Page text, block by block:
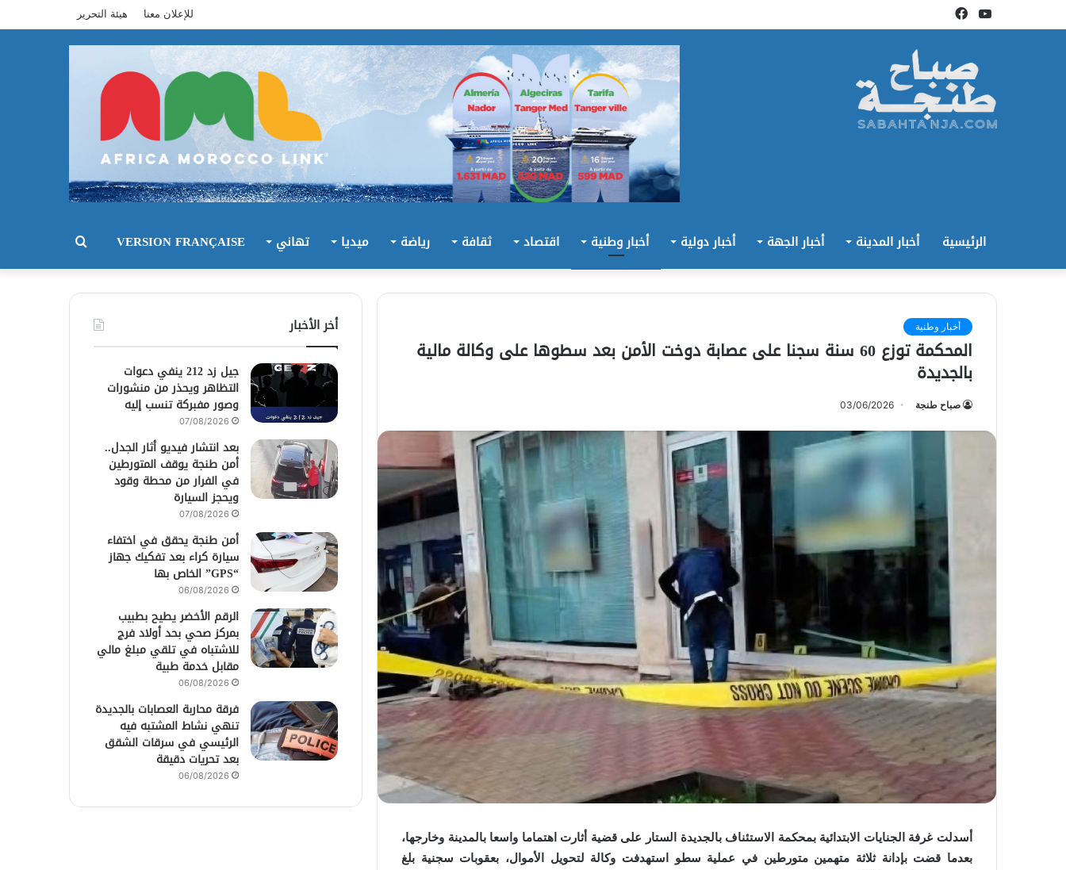
فيسبوكيوتيوب للإعلان معنا هيئة التحرير
الرئيسية أخبار المدينة أخبار الجهة أخبار دولية أخبار وطنية اقتصاد ثقافة رياضة ميديا تهاني VERSION FRANÇAISE بحث
أخبار وطنية
المحكمة توزع 60 سنة سجنا على عصابة دوخت الأمن بعد سطوها على وكالة مالية
بالجديدة
صباح طنجة 03/06/2026
أسدلت غرفة الجنايات الابتدائية بمحكمة الاستئناف بالجديدة الستار على قضية أثارت اهتماما واسعا بالمدينة وخارجها،
بعدما قضت بإدانة ثلاثة متهمين متورطين في عملية سطو استهدفت وكالة لتحويل الأموال، بعقوبات سجنية بلغ
أخر الأخبار
جيل زد 212 ينفي دعوات
التظاهر ويحذر من منشورات
وصور مفبركة تنسب إليه
07/08/2026
بعد انتشار فيديو أثار الجدل..
أمن طنجة يوقف المتورطين
في الفرار من محطة وقود
ويحجز السيارة
07/08/2026
أمن طنجة يحقق في اختفاء
سيارة كراء بعد تفكيك جهاز
“GPS” الخاص بها
06/08/2026
الرقم الأخضر يطيح بطبيب
بمركز صحي بحد أولاد فرج
للاشتباه في تلقي مبلغ مالي
مقابل خدمة طبية
06/08/2026
فرقة محاربة العصابات بالجديدة
تنهي نشاط المشتبه فيه
الرئيسي في سرقات الشقق
بعد تحريات دقيقة
06/08/2026